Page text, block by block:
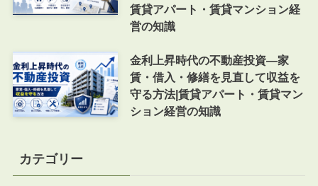
賃貸アパート・賃貸マンション経
営の知識
金利上昇時代の不動産投資―家
賃・借入・修繕を見直して収益を
守る方法|賃貸アパート・賃貸マン
ション経営の知識
カテゴリー